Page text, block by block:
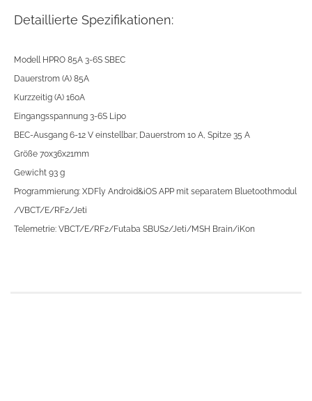
Detaillierte Spezifikationen:
Modell HPRO 85A 3-6S SBEC
Dauerstrom (A) 85A
Kurzzeitig (A) 160A
Eingangsspannung 3-6S Lipo
BEC-Ausgang 6-12 V einstellbar; Dauerstrom 10 A, Spitze 35 A
Größe 70x36x21mm
Gewicht 93 g
Programmierung: XDFly Android&iOS APP mit separatem Bluetoothmodul
/VBCT/E/RF2/Jeti
Telemetrie: VBCT/E/RF2/Futaba SBUS2/Jeti/MSH Brain/iKon